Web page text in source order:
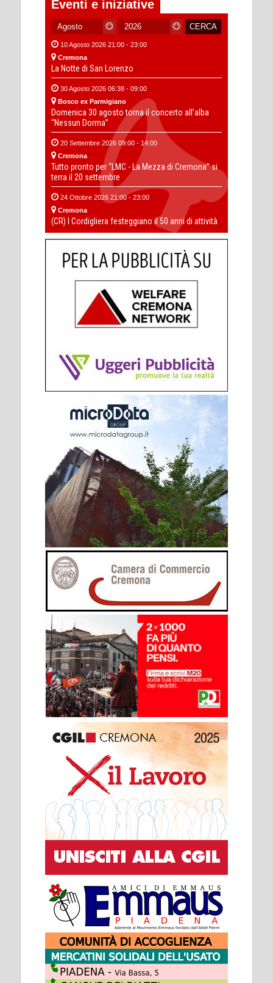
Eventi e iniziative
10 Agosto 2026 21:00 - 23:00
Cremona
La Notte di San Lorenzo
30 Agosto 2026 06:38 - 09:00
Bosco ex Parmigiano
Domenica 30 agosto torna il concerto all’alba
“Nessun Dorma”
20 Settembre 2026 09:00 - 14:00
Cremona
Tutto pronto per “LMC - La Mezza di Cremona” si
terra il 20 settembre
24 Ottobre 2026 21:00 - 23:00
Cremona
(CR) I Cordigliera festeggiano il 50 anni di attività